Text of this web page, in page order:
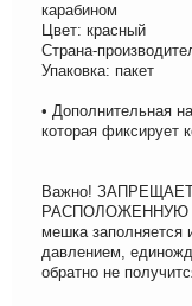
карабином
Цвет: красный
Страна-
Упаковка: пакет
• Дополнительная
которая фиксирует
Важно!
РАСПОЛОЖЕННУЮ
мешка заполняется
давлением,
обратно не